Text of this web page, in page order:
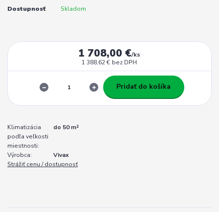
Dostupnosť Skladom
1 708,00 €/ks
1 388,62 € bez DPH
Pridať do košíka
Klimatizácia
podľa veľkosti
miestnosti:
do 50 m²
Výrobca:
Vivax
Strážiť cenu / dostupnosť